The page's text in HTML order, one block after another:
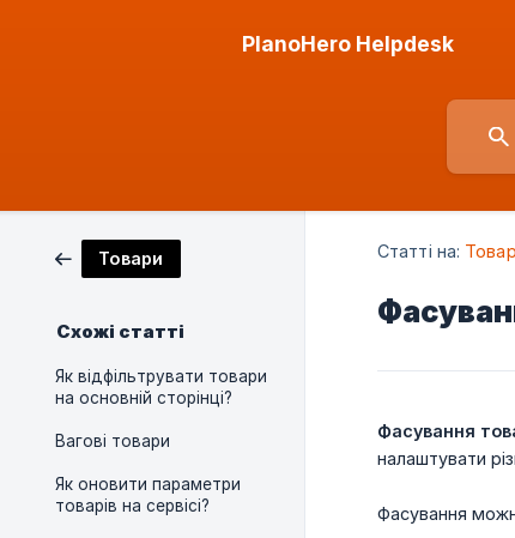
PlanoHero Helpdesk
Товари
Схожі статті
Як відфільтрувати товари
на основній сторінці?
Вагові товари
Як оновити параметри
товарів на сервісі?
Статті на:
Фасування
налаштувати
Фасування